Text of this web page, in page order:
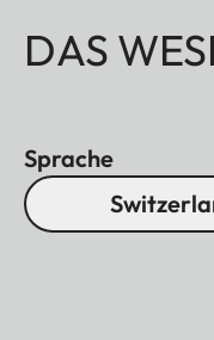
DAS
Sprache